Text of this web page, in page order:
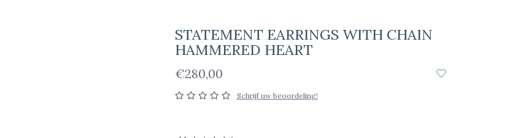
STATEMENT EARRINGS WITH CHAIN
HAMMERED HEART
€280,00
Schrijf uw beoordeling!